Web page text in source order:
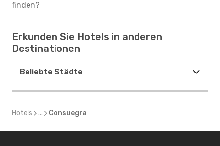
finden?
Erkunden Sie Hotels in anderen
Destinationen
Beliebte Städte
Hotels ... Consuegra